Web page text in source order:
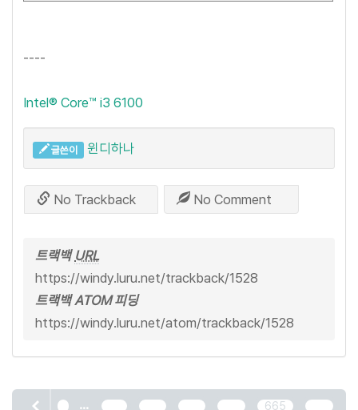
----
Intel® Core™ i3 6100
글쓴이 윈디하나
No Trackback No Comment
트랙백 URL
https://windy.luru.net/trackback/1528
트랙백 ATOM 피딩
https://windy.luru.net/atom/trackback/1528
... 665